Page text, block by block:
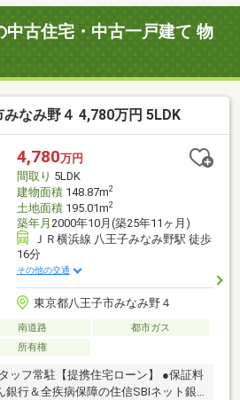
中古住宅・中古一戸建て 物
なみ野４ 4,780万円 5LDK
4,780万円
間取り 5LDK
建物面積148.87m2
土地面積195.01m2
築年月 2000年10月(築25年11ヶ月)
ＪＲ横浜線 八王子みなみ野駅 徒歩
16分
その他の交通
東京都八王子市みなみ野４
南道路
都市ガス
所有権
ッフ常駐【提携住宅ローン】 ●保証料
銀行＆全疾病保障の住信SBIネット銀